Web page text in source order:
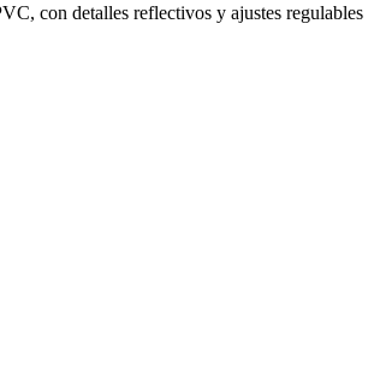
con detalles reflectivos y ajustes regulables